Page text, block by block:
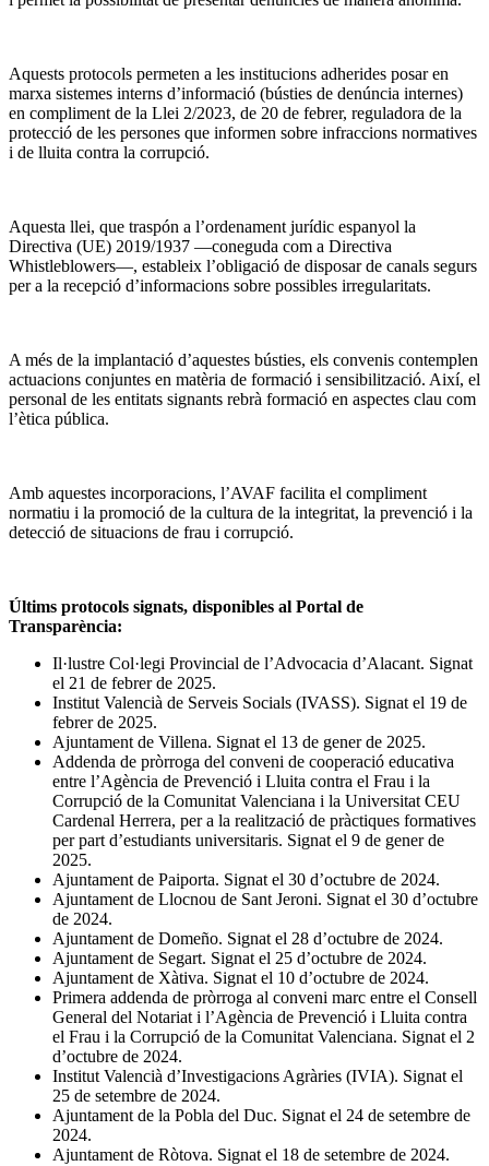
Aquests protocols permeten a les institucions adherides posar en
marxa sistemes interns d’informació (bústies de denúncia internes)
en compliment de la Llei 2/2023, de 20 de febrer, reguladora de la
protecció de les persones que informen sobre infraccions normatives
i de lluita contra la corrupció.
Aquesta llei, que traspón a l’ordenament jurídic espanyol la
Directiva (UE) 2019/1937 —coneguda com a Directiva
Whistleblowers—, estableix l’obligació de disposar de canals segurs
per a la recepció d’informacions sobre possibles irregularitats.
A més de la implantació d’aquestes bústies, els convenis contemplen
actuacions conjuntes en matèria de formació i sensibilització. Així, el
personal de les entitats signants rebrà formació en aspectes clau com
l’ètica pública.
Amb aquestes incorporacions, l’AVAF facilita el compliment
normatiu i la promoció de la cultura de la integritat, la prevenció i la
detecció de situacions de frau i corrupció.
Últims protocols signats, disponibles al Portal de
Transparència:
Il·lustre Col·legi Provincial de l’Advocacia d’Alacant. Signat
el 21 de febrer de 2025.
Institut Valencià de Serveis Socials (IVASS). Signat el 19 de
febrer de 2025.
Ajuntament de Villena. Signat el 13 de gener de 2025.
Addenda de pròrroga del conveni de cooperació educativa
entre l’Agència de Prevenció i Lluita contra el Frau i la
Corrupció de la Comunitat Valenciana i la Universitat CEU
Cardenal Herrera, per a la realització de pràctiques formatives
per part d’estudiants universitaris. Signat el 9 de gener de
2025.
Ajuntament de Paiporta. Signat el 30 d’octubre de 2024.
Ajuntament de Llocnou de Sant Jeroni. Signat el 30 d’octubre
de 2024.
Ajuntament de Domeño. Signat el 28 d’octubre de 2024.
Ajuntament de Segart. Signat el 25 d’octubre de 2024.
Ajuntament de Xàtiva. Signat el 10 d’octubre de 2024.
Primera addenda de pròrroga al conveni marc entre el Consell
General del Notariat i l’Agència de Prevenció i Lluita contra
el Frau i la Corrupció de la Comunitat Valenciana. Signat el 2
d’octubre de 2024.
Institut Valencià d’Investigacions Agràries (IVIA). Signat el
25 de setembre de 2024.
Ajuntament de la Pobla del Duc. Signat el 24 de setembre de
2024.
Ajuntament de Ròtova. Signat el 18 de setembre de 2024.